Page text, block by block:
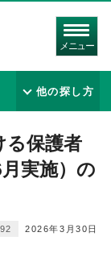
メニュー
他の探し方
る保護者
実施）の
2026年3月30日